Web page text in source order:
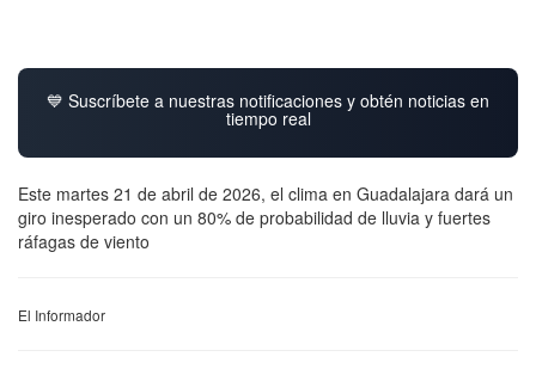
💙 Suscríbete a nuestras notificaciones y obtén noticias en
tiempo real
Este martes 21 de abril de 2026, el clima en Guadalajara dará un
giro inesperado con un 80% de probabilidad de lluvia y fuertes
ráfagas de viento
El Informador